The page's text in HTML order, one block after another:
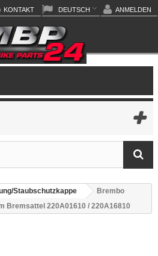
ANMELDEN
DEUTSCH
KONTAKT
Staubschutzkappe
Brembo
Bremsattel 220A01610 / 220A16810